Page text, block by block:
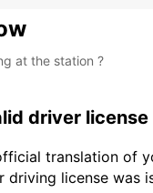
at the station ?
driver license
translation of
driving license was